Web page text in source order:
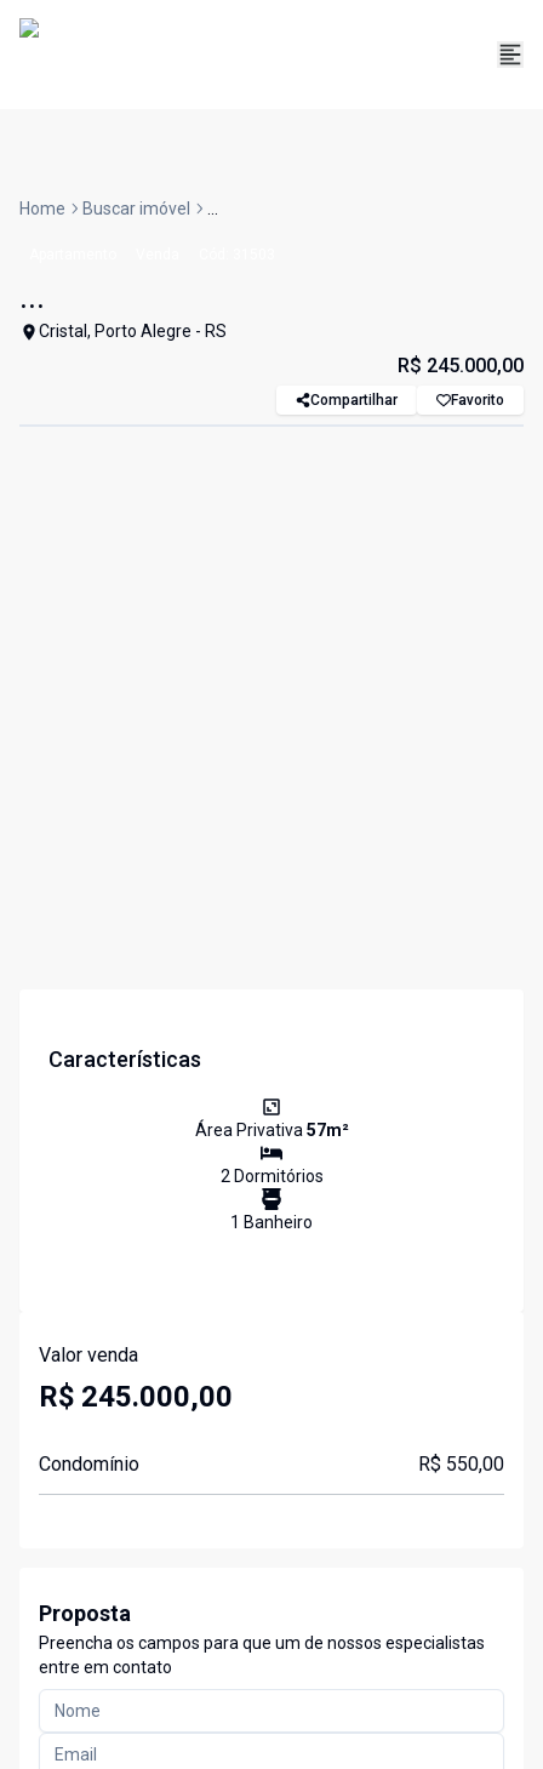
Home Buscar imóvel ...
...
Cristal, Porto Alegre - RS
R$ 245.000,00
Compartilhar Favorito
Características
Área Privativa57m²
2Dormitórios
1 Banheiro
Valor venda
R$ 245.000,00
Condomínio R$ 550,00
Proposta
Preencha os campos para que um de nossos especialistas
entre em contato